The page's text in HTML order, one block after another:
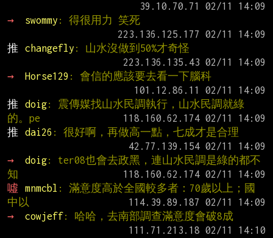
→
swommy : 得很用力 笑死
推
changefly : 山水沒做到50%才奇怪
→
Horse129 : 會信的應該要去看一下腦科
推
doig: 震傳媒找山水民調執行，山水民調就綠
的。pe
推
dai26 : 很好啊，再做高一點，七成才是合理
→
doig: ter08也會去政黑，連山水民調是綠的都不
知
噓
mnmcbl : 滿意度高於全國較多者：70歲以上；國
中以
→
cowjeff: 哈哈，去南部調查滿意度會破8成